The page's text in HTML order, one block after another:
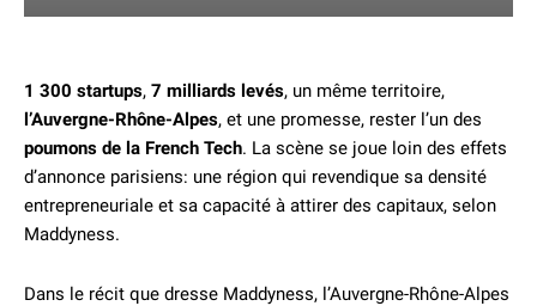
1 300 startups, 7 milliards levés, un même territoire,
l’Auvergne-Rhône-Alpes, et une promesse, rester l’un des
poumons de la French Tech. La scène se joue loin des effets
d’annonce parisiens: une région qui revendique sa densité
entrepreneuriale et sa capacité à attirer des capitaux, selon
Maddyness.
Dans le récit que dresse Maddyness, l’Auvergne-Rhône-Alpes